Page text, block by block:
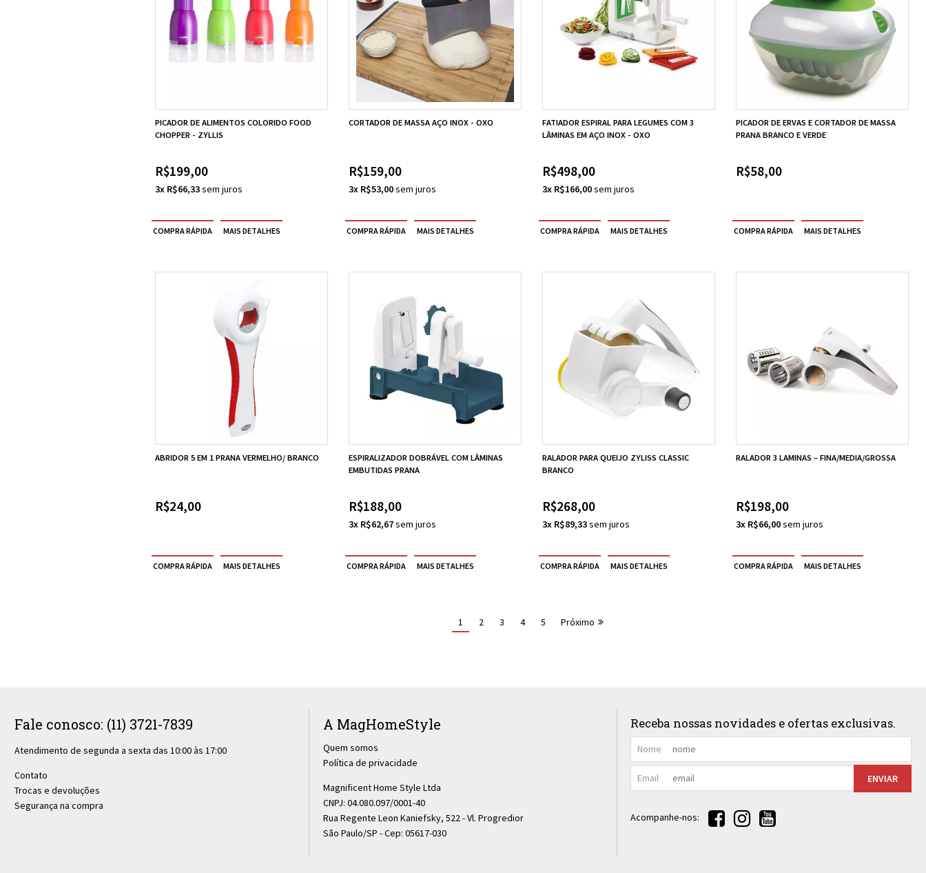
PICADOR DE ALIMENTOS COLORIDO FOOD
CHOPPER - ZYLLIS
R$199,00
3x R$66,33
CORTADOR DE MASSA AÇO INOX - OXO
R$159,00
3x R$53,00
FATIADOR ESPIRAL PARA LEGUMES COM 3
LÂMINAS EM AÇO INOX - OXO
R$498,00
3x R$166,00
PICADOR DE ERVAS E CORTADOR DE MASSA
PRANA BRANCO E VERDE
R$58,00
ABRIDOR 5 EM 1 PRANA VERMELHO/ BRANCO
R$24,00
ESPIRALIZADOR DOBRÁVEL COM LÂMINAS
EMBUTIDAS PRANA
R$188,00
3x R$62,67
RALADOR PARA QUEIJO ZYLISS CLASSIC
BRANCO
R$268,00
3x R$89,33
RALADOR 3 LAMINAS – FINA/MEDIA/GROSSA
R$198,00
3x R$66,00
1 2 3 4 5 Próximo
Fale conosco: (11) 3721-7839
Atendimento de segunda a sexta das 10:00 às 17:00
Contato
Trocas e devoluções
Segurança na compra
A MagHomeStyle
Quem somos
Política de privacidade
Magnificent Home Style Ltda
CNPJ: 04.080.097/0001-40
Rua Regente Leon Kaniefsky, 522 - Vl. Progredior
São Paulo/SP - Cep: 05617-030
Receba nossas novidades e ofertas exclusivas.
Nome
Email ENVIAR
Acompanhe-nos: